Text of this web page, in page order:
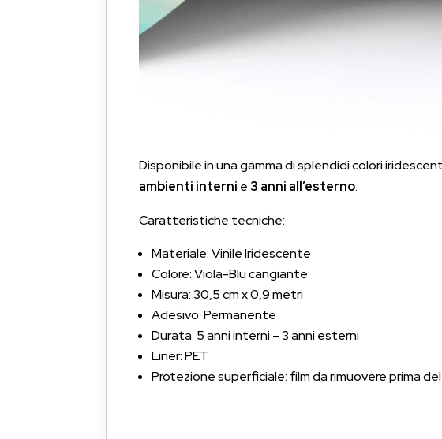
Disponibile in una gamma di splendidi colori
ambienti interni e 3 anni all’esterno.
Caratteristiche tecniche:
Materiale: Vinile Iridescente
Colore: Viola-Blu cangiante
Misura: 30,5 cm x 0,9 metri
Adesivo: Permanente
Durata: 5 anni interni – 3 anni esterni
Liner: PET
Protezione superficiale: film da rimuovere prima